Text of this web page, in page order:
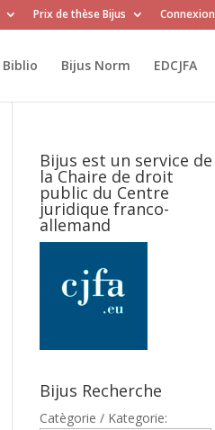
Prix de thèse Bijus Connexion
Biblio Bijus Norm EDCJFA
Bijus est un service de
la Chaire de droit
public du Centre
juridique franco-
allemand
Bijus Recherche
Catègorie / Kategorie: